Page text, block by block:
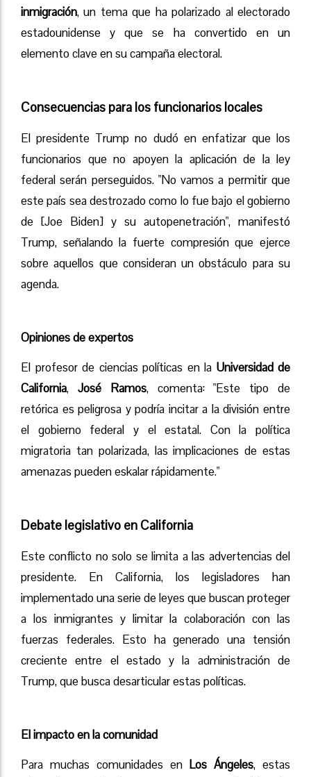
inmigración, un tema que ha polarizado al electorado
estadounidense y que se ha convertido en un
elemento clave en su campaña electoral.
Consecuencias para los funcionarios locales
El presidente Trump no dudó en enfatizar que los
funcionarios que no apoyen la aplicación de la ley
federal serán perseguidos. "No vamos a permitir que
este país sea destrozado como lo fue bajo el gobierno
de [Joe Biden] y su autopenetración", manifestó
Trump, señalando la fuerte compresión que ejerce
sobre aquellos que consideran un obstáculo para su
agenda.
Opiniones de expertos
El profesor de ciencias políticas en la Universidad de
California, José Ramos, comenta: "Este tipo de
retórica es peligrosa y podría incitar a la división entre
el gobierno federal y el estatal. Con la política
migratoria tan polarizada, las implicaciones de estas
amenazas pueden eskalar rápidamente."
Debate legislativo en California
Este conflicto no solo se limita a las advertencias del
presidente. En California, los legisladores han
implementado una serie de leyes que buscan proteger
a los inmigrantes y limitar la colaboración con las
fuerzas federales. Esto ha generado una tensión
creciente entre el estado y la administración de
Trump, que busca desarticular estas políticas.
El impacto en la comunidad
Para muchas comunidades en Los Ángeles, estas